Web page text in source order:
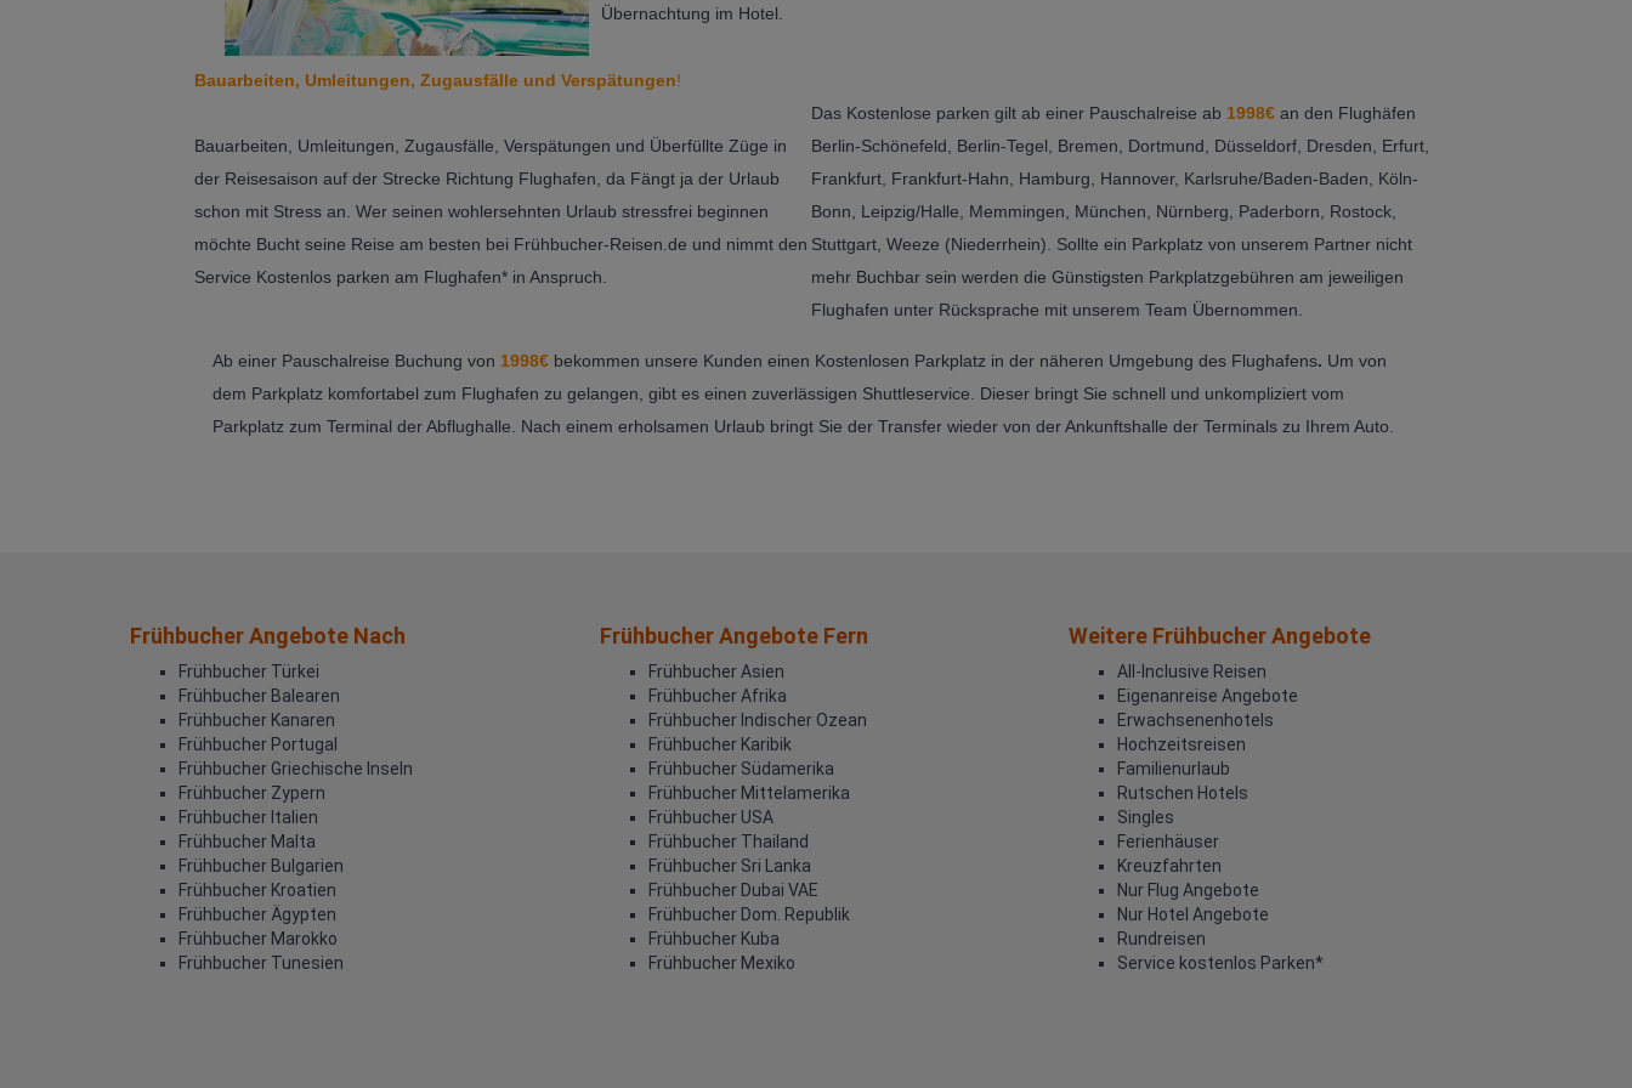
Übernachtung im Hotel.
Bauarbeiten, Umleitungen, Zugausfälle und Verspätungen!
Bauarbeiten, Umleitungen, Zugausfälle, Verspätungen und Überfüllte Züge in
der Reisesaison auf der Strecke Richtung Flughafen, da Fängt ja der Urlaub
schon mit Stress an. Wer seinen wohlersehnten Urlaub stressfrei beginnen
möchte Bucht seine Reise am besten bei Frühbucher-Reisen.de und nimmt den
Service Kostenlos parken am Flughafen* in Anspruch.
Das Kostenlose parken gilt ab einer Pauschalreise ab 1998€ an den Flughäfen
Berlin-Schönefeld, Berlin-Tegel, Bremen, Dortmund, Düsseldorf, Dresden, Erfurt,
Frankfurt, Frankfurt-Hahn, Hamburg, Hannover, Karlsruhe/Baden-Baden, Köln-
Bonn, Leipzig/Halle, Memmingen, München, Nürnberg, Paderborn, Rostock,
Stuttgart, Weeze (Niederrhein). Sollte ein Parkplatz von unserem Partner nicht
mehr Buchbar sein werden die Günstigsten Parkplatzgebühren am jeweiligen
Flughafen unter Rücksprache mit unserem Team Übernommen.
Ab einer Pauschalreise Buchung von 1998€ bekommen unsere Kunden einen Kostenlosen Parkplatz in der näheren Umgebung des Flughafens. Um von
dem Parkplatz komfortabel zum Flughafen zu gelangen, gibt es einen zuverlässigen Shuttleservice. Dieser bringt Sie schnell und unkompliziert vom
Parkplatz zum Terminal der Abflughalle. Nach einem erholsamen Urlaub bringt Sie der Transfer wieder von der Ankunftshalle der Terminals zu Ihrem Auto.
Frühbucher Angebote Nach
Frühbucher Türkei
Frühbucher Balearen
Frühbucher Kanaren
Frühbucher Portugal
Frühbucher Griechische Inseln
Frühbucher Zypern
Frühbucher Italien
Frühbucher Malta
Frühbucher Bulgarien
Frühbucher Kroatien
Frühbucher Ägypten
Frühbucher Marokko
Frühbucher Tunesien
Frühbucher Angebote Fern
Frühbucher Asien
Frühbucher Afrika
Frühbucher Indischer Ozean
Frühbucher Karibik
Frühbucher Südamerika
Frühbucher Mittelamerika
Frühbucher USA
Frühbucher Thailand
Frühbucher Sri Lanka
Frühbucher Dubai VAE
Frühbucher Dom. Republik
Frühbucher Kuba
Frühbucher Mexiko
Weitere Frühbucher Angebote
All-Inclusive Reisen
Eigenanreise Angebote
Erwachsenenhotels
Hochzeitsreisen
Familienurlaub
Rutschen Hotels
Singles
Ferienhäuser
Kreuzfahrten
Nur Flug Angebote
Nur Hotel Angebote
Rundreisen
Service kostenlos Parken*